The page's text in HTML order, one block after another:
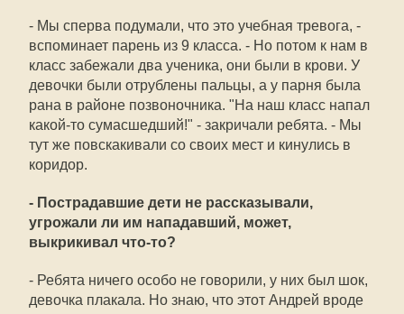
- Мы сперва подумали, что это учебная тревога, -
вспоминает парень из 9 класса. - Но потом к нам в
класс забежали два ученика, они были в крови. У
девочки были отрублены пальцы, а у парня была
рана в районе позвоночника. "На наш класс напал
какой-то сумасшедший!" - закричали ребята. - Мы
тут же повскакивали со своих мест и кинулись в
коридор.
- Пострадавшие дети не рассказывали,
угрожали ли им нападавший, может,
выкрикивал что-то?
- Ребята ничего особо не говорили, у них был шок,
девочка плакала. Но знаю, что этот Андрей вроде